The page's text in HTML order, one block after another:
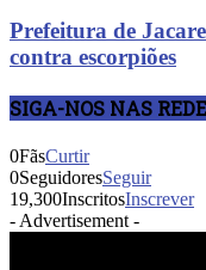
Prefeitura de
contra escorpiões
SIGA-NOS NAS
0FãsCurtir
0SeguidoresSeguir
19,300InscritosInscrever
- Advertisement -